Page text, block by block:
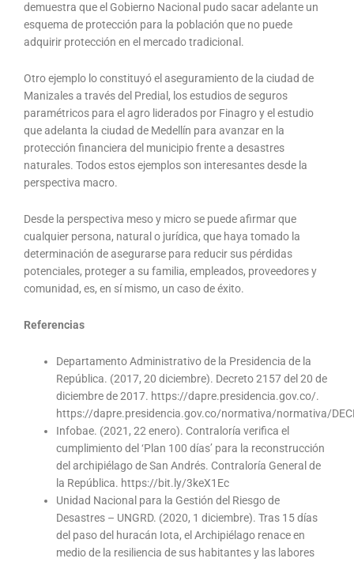
demuestra que el Gobierno Nacional pudo sacar adelante un
esquema de protección para la población que no puede
adquirir protección en el mercado tradicional.
Otro ejemplo lo constituyó el aseguramiento de la ciudad de
Manizales a través del Predial, los estudios de seguros
paramétricos para el agro liderados por Finagro y el estudio
que adelanta la ciudad de Medellín para avanzar en la
protección financiera del municipio frente a desastres
naturales. Todos estos ejemplos son interesantes desde la
perspectiva macro.
Desde la perspectiva meso y micro se puede afirmar que
cualquier persona, natural o jurídica, que haya tomado la
determinación de asegurarse para reducir sus pérdidas
potenciales, proteger a su familia, empleados, proveedores y
comunidad, es, en sí mismo, un caso de éxito.
Referencias
Departamento Administrativo de la Presidencia de la
República. (2017, 20 diciembre). Decreto 2157 del 20 de
diciembre de 2017. https://dapre.presidencia.gov.co/.
https://dapre.presidencia.gov.co/normativa/normativa/
Infobae. (2021, 22 enero). Contraloría verifica el
cumplimiento del ‘Plan 100 días’ para la reconstrucción
del archipiélago de San Andrés. Contraloría General de
la República. https://bit.ly/3keX1Ec
Unidad Nacional para la Gestión del Riesgo de
Desastres – UNGRD. (2020, 1 diciembre). Tras 15 días
del paso del huracán Iota, el Archipiélago renace en
medio de la resiliencia de sus habitantes y las labores